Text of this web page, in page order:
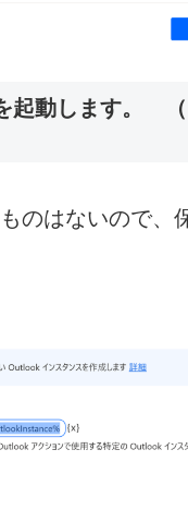
動します。 （
のはないので、